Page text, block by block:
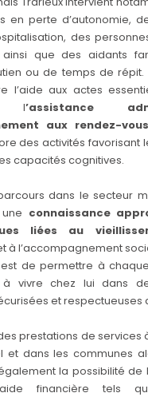
en perte d’autonomie,
des
que des aidants
ou de temps de répit.
l’aide aux actes
l’assistance
aux rendez-vous
des activités favorisant
capacités cognitives.
dans le secteur
connaissance
liées au
à l’accompagnement
est de permettre à
vivre chez lui dans
et respectueuses
prestations de services
et dans les communes
la possibilité de
financière tels